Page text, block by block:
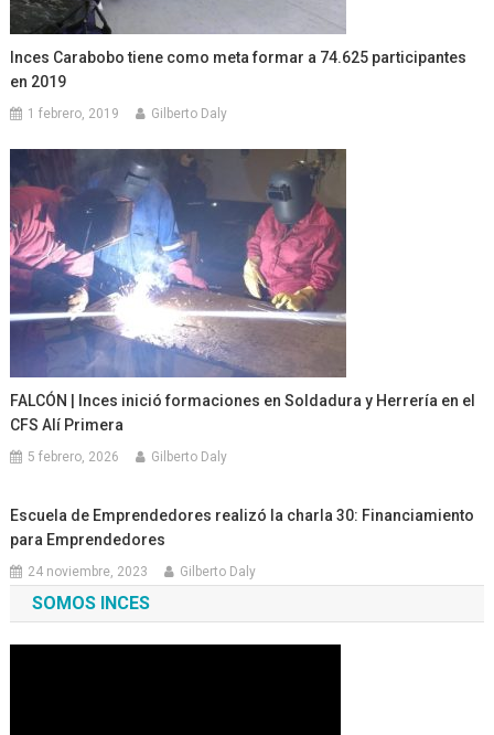
Inces Carabobo tiene como meta formar a 74.625 participantes
en 2019
1 febrero, 2019 Gilberto Daly
FALCÓN | Inces inició formaciones en Soldadura y Herrería en el
CFS Alí Primera
5 febrero, 2026 Gilberto Daly
Escuela de Emprendedores realizó la charla 30: Financiamiento
para Emprendedores
24 noviembre, 2023 Gilberto Daly
SOMOS INCES